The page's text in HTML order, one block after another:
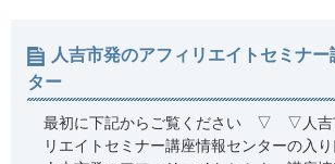
人吉市発のアフィリエイトセミナ
ター
最初に下記からご覧ください ▽ ▽人吉
リエイトセミナー講座情報センターの入